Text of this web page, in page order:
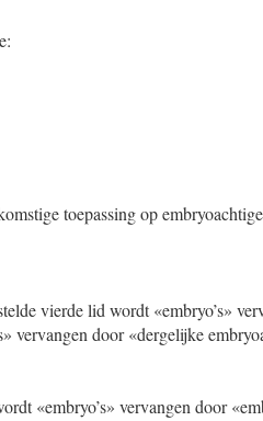
toepassing op
vierde lid wordt «embryo’s»
vervangen door «dergelijke
«embryo’s» vervangen door